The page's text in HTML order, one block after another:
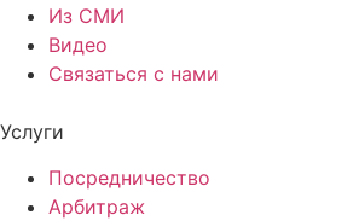
Из СМИ
Видео
Связаться с нами
Услуги
Посредничество
Арбитраж